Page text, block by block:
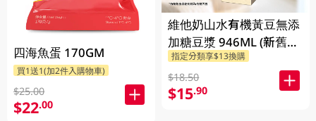
四海魚蛋 170GM
買1送1(加2件入購物車)
$25.00
$22.00
維他奶山水有機黃豆無添
加糖豆漿 946ML (新舊包
裝隨機發貨)
指定分類享$13換購
$18.50
$15.90